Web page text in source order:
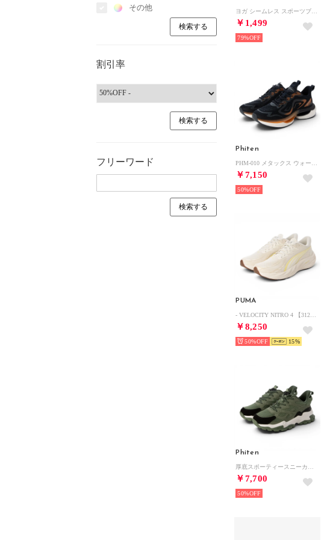
その他
割引率
フリーワード
￥1,499
79%
Phiten
￥7,150
50%
PUMA
￥8,250
50% 15
Phiten
￥7,700
50%